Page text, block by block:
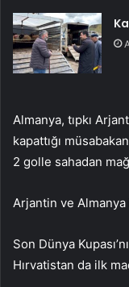
Almanya, tıpkı
kapattığı
2 golle sahadan
Arjantin ve Almanya
Son Dünya
Hırvatistan da ilk